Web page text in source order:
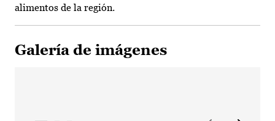
alimentos de la región.
Galería de imágenes